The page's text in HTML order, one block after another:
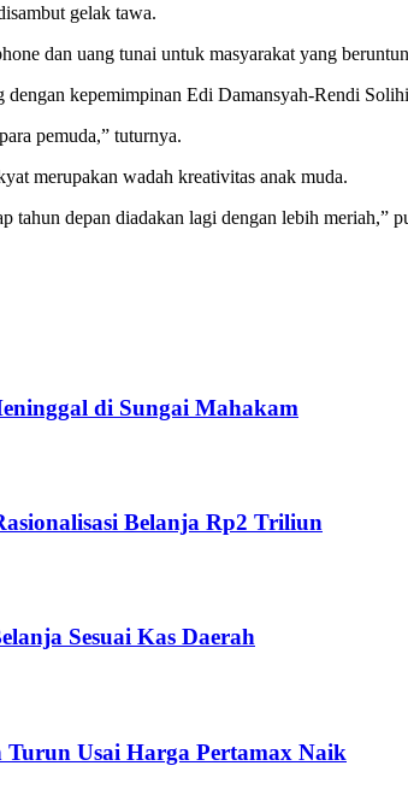
gelak tawa.
dan uang tunai untuk masyarakat yang
dengan kepemimpinan Edi Damansyah-Rendi
pemuda,” tuturnya.
merupakan wadah kreativitas anak muda.
tahun depan diadakan lagi dengan lebih meriah,”
di Sungai Mahakam
Belanja Rp2 Triliun
Sesuai Kas Daerah
Usai Harga Pertamax Naik